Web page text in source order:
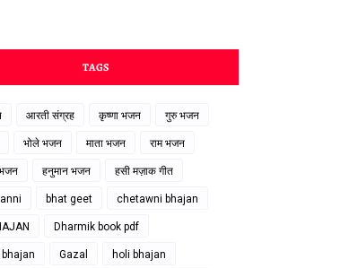
TAGS
आरती संग्रह कृष्णा भजन गुरु भजन
भोले भजन माता भजन राम भजन
भजन हनुमान भजन हसी मज़ाक गीत
bhat geet chetawni bhajan
Dharmik book pdf
Gazal holi bhajan